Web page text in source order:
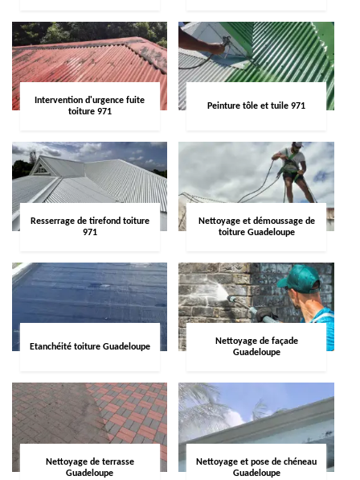
Intervention d'urgence fuite
toiture 971
Peinture tôle et tuile 971
Resserrage de tirefond toiture
971
Nettoyage et démoussage de
toiture Guadeloupe
Etanchéité toiture Guadeloupe
Nettoyage de façade
Guadeloupe
Nettoyage de terrasse
Guadeloupe
Nettoyage et pose de chéneau
Guadeloupe